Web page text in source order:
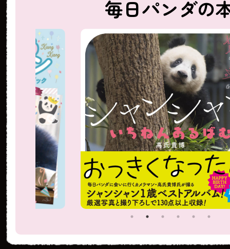
毎日パンダの